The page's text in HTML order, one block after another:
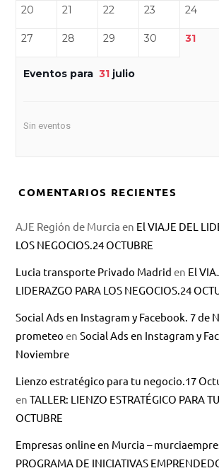
20 21 22 23 24
27 28 29 30 31
Eventos para 31 julio
Sin eventos
COMENTARIOS RECIENTES
AJE Región de Murcia en El VIAJE DEL
LOS NEGOCIOS.24 OCTUBRE
Lucia transporte Privado Madrid en El
LIDERAZGO PARA LOS NEGOCIOS.24
Social Ads en Instagram y Facebook. 7 de
prometeo enSocial Ads en Instagram y
Noviembre
Lienzo estratégico para tu negocio.17
enTALLER: LIENZO ESTRATÉGICO PARA
OCTUBRE
Empresas online en Murcia –
PROGRAMA DE INICIATIVAS